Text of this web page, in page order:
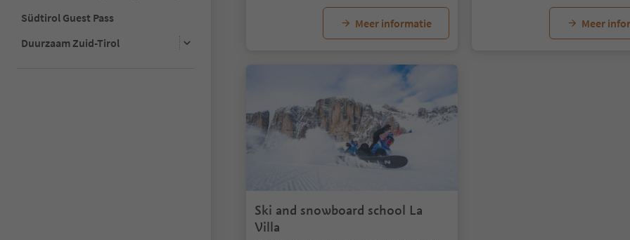
Südtirol Guest Pass
Duurzaam Zuid-Tirol
Meer informatie Meer
Ski and snowboard school La
Villa